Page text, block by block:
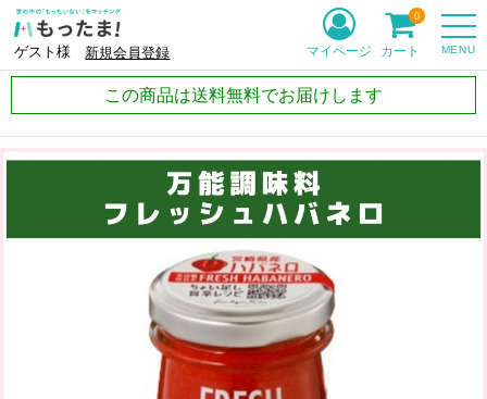
ゲスト様 新規会員登録 MENU
マイページ カート
0
この商品は送料無料でお届けします